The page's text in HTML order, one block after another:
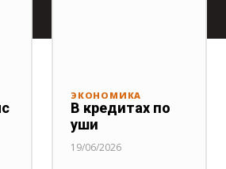
ЭКОНОМИКА
В кредитах по
уши
19/06/2026